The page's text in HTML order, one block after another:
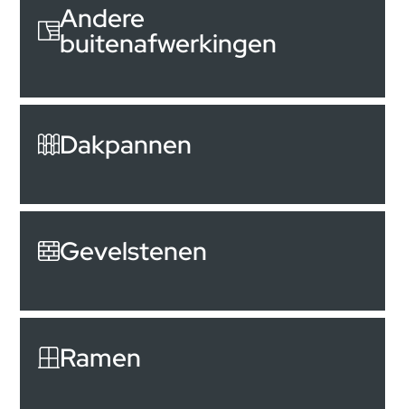
Andere
buitenafwerkingen
Dakpannen
Gevelstenen
Ramen